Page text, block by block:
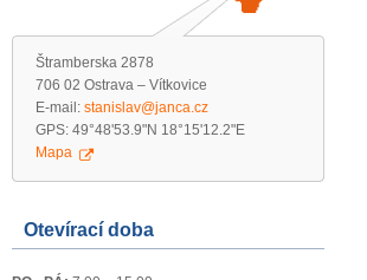
Štramberska 2878
706 02 Ostrava – Vítkovice
E-mail: stanislav@janca.cz
GPS: 49°48'53.9"N 18°15'12.2"E
Mapa
Otevírací doba